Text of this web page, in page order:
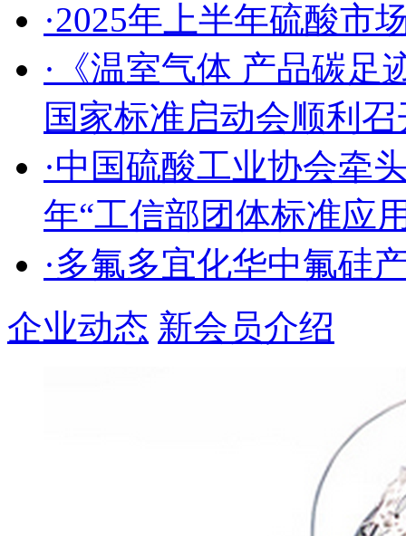
·2025年上半年硫酸市
·《温室气体 产品碳足
国家标准启动会顺利召
·中国硫酸工业协会牵
年“工信部团体标准应
·多氟多宜化华中氟硅
企业动态 新会员介绍